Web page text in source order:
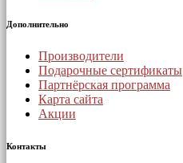
Дополнительно
Производители
Подарочные сертификаты
Партнёрская программа
Карта сайта
Акции
Контакты